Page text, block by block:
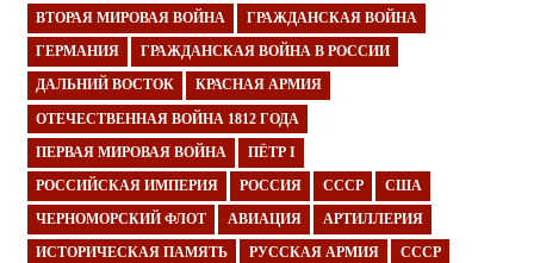
ВТОРАЯ МИРОВАЯ ВОЙНА ГРАЖДАНСКАЯ ВОЙНА
ГЕРМАНИЯ ГРАЖДАНСКАЯ ВОЙНА В РОССИИ
ДАЛЬНИЙ ВОСТОК КРАСНАЯ АРМИЯ
ОТЕЧЕСТВЕННАЯ ВОЙНА 1812 ГОДА
ПЕРВАЯ МИРОВАЯ ВОЙНА ПЁТР I
РОССИЙСКАЯ ИМПЕРИЯ РОССИЯ СССР США
ЧЕРНОМОРСКИЙ ФЛОТ АВИАЦИЯ АРТИЛЛЕРИЯ
ИСТОРИЧЕСКАЯ ПАМЯТЬ РУССКАЯ АРМИЯ СССР